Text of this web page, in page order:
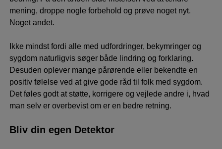
mening, droppe nogle forbehold og prøve noget nyt.
Noget andet.
Ikke mindst fordi alle med udfordringer, bekymringer og
sygdom naturligvis søger både lindring og forklaring.
Desuden oplever mange pårørende eller bekendte en
positiv følelse ved at give gode råd til folk med sygdom.
Det føles godt at støtte, korrigere og vejlede andre i, hvad
man selv er overbevist om er en bedre retning.
Bliv din egen Detektor